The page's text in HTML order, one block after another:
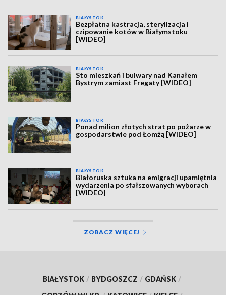
BIAŁYSTOK
Bezpłatna kastracja, sterylizacja i
czipowanie kotów w Białymstoku
[WIDEO]
BIAŁYSTOK
Sto mieszkań i bulwary nad Kanałem
Bystrym zamiast Fregaty [WIDEO]
BIAŁYSTOK
Ponad milion złotych strat po pożarze w
gospodarstwie pod Łomżą [WIDEO]
BIAŁYSTOK
Białoruska sztuka na emigracji upamiętnia
wydarzenia po sfałszowanych wyborach
[WIDEO]
ZOBACZ WIĘCEJ
BIAŁYSTOK / BYDGOSZCZ / GDAŃSK /